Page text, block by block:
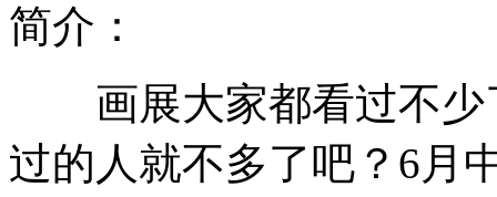
比尔盖茨斥资给中学生配情绪手镯
简介：
画展大家都看过不少
过的人就不多了吧？6月